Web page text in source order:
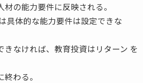
の能力要件に反映される。
具体的な能力要件は設定できな
きなければ、教育投資はリターン を
わる。